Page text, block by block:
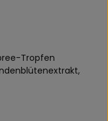
Tropfen